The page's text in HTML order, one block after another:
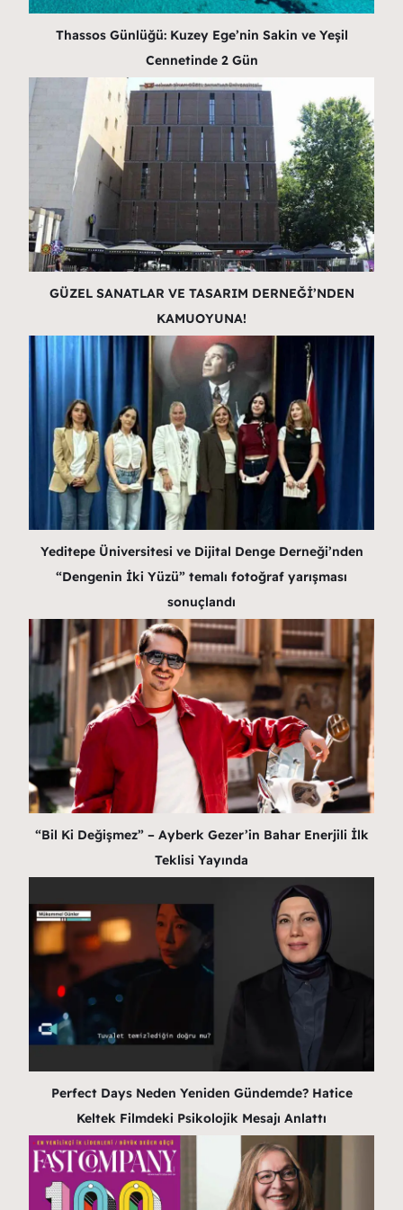
Thassos Günlüğü: Kuzey Ege’nin Sakin ve Yeşil
Cennetinde 2 Gün
GÜZEL SANATLAR VE TASARIM DERNEĞİ’NDEN
KAMUOYUNA!
Yeditepe Üniversitesi ve Dijital Denge Derneği’nden
“Dengenin İki Yüzü” temalı fotoğraf yarışması
sonuçlandı
“Bil Ki Değişmez” – Ayberk Gezer’in Bahar Enerjili İlk
Teklisi Yayında
Perfect Days Neden Yeniden Gündemde? Hatice
Keltek Filmdeki Psikolojik Mesajı Anlattı